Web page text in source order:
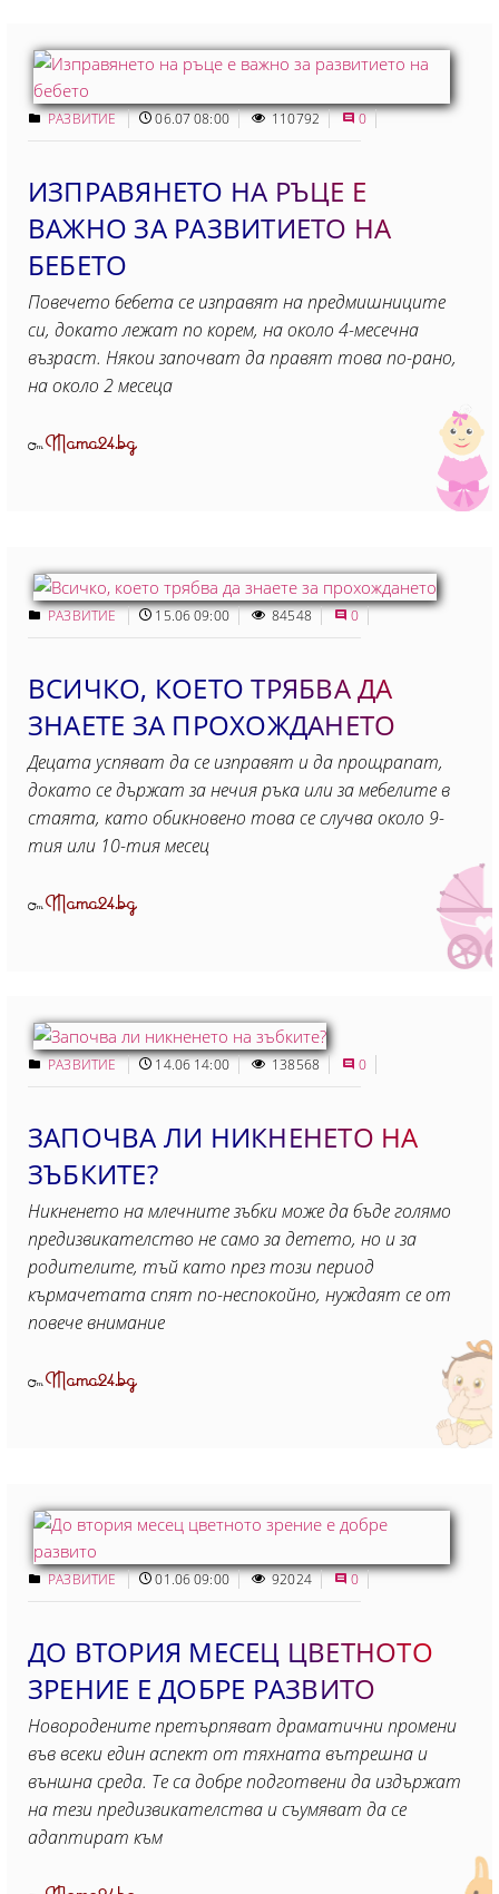
РАЗВИТИЕ 06.07 08:00 110792 0
ИЗПРАВЯНЕТО НА РЪЦЕ Е
ВАЖНО ЗА РАЗВИТИЕТО НА
БЕБЕТО
Повечето бебета се изправят на предмишниците
си, докато лежат по корем, на около 4-месечна
възраст. Някои започват да правят това по-рано,
на около 2 месеца
ОтMama24.bg
РАЗВИТИЕ 15.06 09:00 84548 0
ВСИЧКО, КОЕТО ТРЯБВА ДА
ЗНАЕТЕ ЗА ПРОХОЖДАНЕТО
Децата успяват да се изправят и да прощрапат,
докато се държат за нечия ръка или за мебелите в
стаята, като обикновено това се случва около 9-
тия или 10-тия месец
ОтMama24.bg
РАЗВИТИЕ 14.06 14:00 138568 0
ЗАПОЧВА ЛИ НИКНЕНЕТО НА
ЗЪБКИТЕ?
Никненето на млечните зъбки може да бъде голямо
предизвикателство не само за детето, но и за
родителите, тъй като през този период
кърмачетата спят по-неспокойно, нуждаят се от
повече внимание
ОтMama24.bg
РАЗВИТИЕ 01.06 09:00 92024 0
ДО ВТОРИЯ МЕСЕЦ ЦВЕТНОТО
ЗРЕНИЕ Е ДОБРЕ РАЗВИТО
Новородените претърпяват драматични промени
във всеки един аспект от тяхната вътрешна и
външна среда. Те са добре подготвени да издържат
на тези предизвикателства и съумяват да се
адаптират към